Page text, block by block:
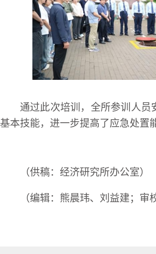
通过此次培训，全所参训人
基本技能，进一步提高了应急处置
（供稿：经济研究所办公室）
（编辑：熊晨玮、刘益建；审